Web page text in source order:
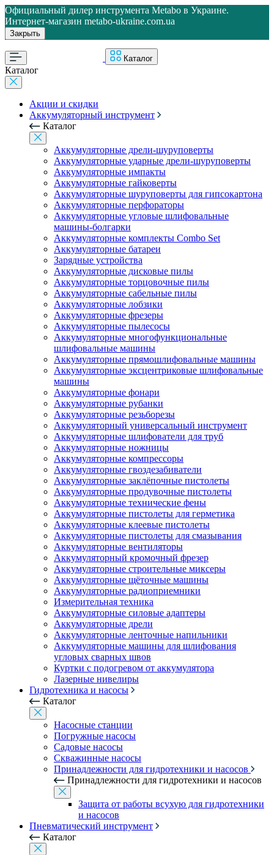
Официальный дилер инструмента Metabo в Украине.
Интернет-магазин metabo-ukraine.com.ua
Закрыть
Каталог
Каталог
Акции и скидки
Аккумуляторный инструмент
Каталог
Аккумуляторные дрели-шуруповерты
Аккумуляторные ударные дрели-шуруповерты
Аккумуляторные импакты
Аккумуляторные гайковерты
Аккумуляторные шуруповерты для гипсокартона
Аккумуляторные перфораторы
Аккумуляторные угловые шлифовальные
машины-болгарки
Аккумуляторные комплекты Combo Set
Аккумуляторные батареи
Зарядные устройства
Аккумуляторные дисковые пилы
Аккумуляторные торцовочные пилы
Аккумуляторные сабельные пилы
Аккумуляторные лобзики
Аккумуляторные фрезеры
Аккумуляторные пылесосы
Аккумуляторные многофункциональные
шлифовальные машины
Аккумуляторные прямошлифовальные машины
Аккумуляторные эксцентриковые шлифовальные
машины
Аккумуляторные фонари
Аккумуляторные рубанки
Аккумуляторные резьборезы
Аккумуляторный универсальный инструмент
Аккумуляторные шлифователи для труб
Аккумуляторные ножницы
Аккумуляторные компрессоры
Аккумуляторные гвоздезабиватели
Аккумуляторные заклёпочные пистолеты
Аккумуляторные продувочные пистолеты
Аккумуляторные технические фены
Аккумуляторные пистолеты для герметика
Аккумуляторные клеевые пистолеты
Аккумуляторные пистолеты для смазывания
Аккумуляторные вентиляторы
Аккумуляторный кромочный фрезер
Аккумуляторные строительные миксеры
Аккумуляторные щёточные машины
Аккумуляторные радиоприемники
Измерительная техника
Аккумуляторные силовые адаптеры
Аккумуляторные дрели
Аккумуляторные ленточные напильники
Аккумуляторные машины для шлифования
угловых сварных швов
Куртки с подогревом от аккумулятора
Лазерные нивелиры
Гидротехника и насосы
Каталог
Насосные станции
Погружные насосы
Садовые насосы
Скважинные насосы
Принадлежности для гидротехники и насосов
Принадлежности для гидротехники и насосов
Защита от работы всухую для гидротехники
и насосов
Пневматический инструмент
Каталог